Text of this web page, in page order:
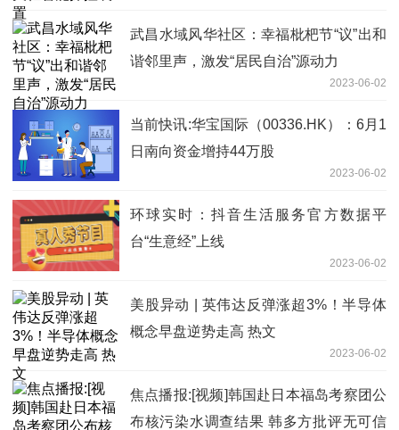
武昌水域风华社区：幸福枇杷节“议”出和
谐邻里声，激发“居民自治”源动力
2023-06-02
当前快讯:华宝国际（00336.HK）：6月1
日南向资金增持44万股
2023-06-02
环球实时：抖音生活服务官方数据平
台“生意经”上线
2023-06-02
美股异动 | 英伟达反弹涨超3%！半导体
概念早盘逆势走高 热文
2023-06-02
焦点播报:[视频]韩国赴日本福岛考察团公
布核污染水调查结果 韩多方批评无可信